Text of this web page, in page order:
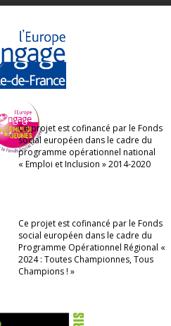
Ce projet est cofinancé par le Fonds
social européen dans le cadre du
programme opérationnel national
« Emploi et Inclusion » 2014-2020
Ce projet est cofinancé par le Fonds
social européen dans le cadre du
Programme Opérationnel Régional «
2024 : Toutes Championnes, Tous
Champions ! »